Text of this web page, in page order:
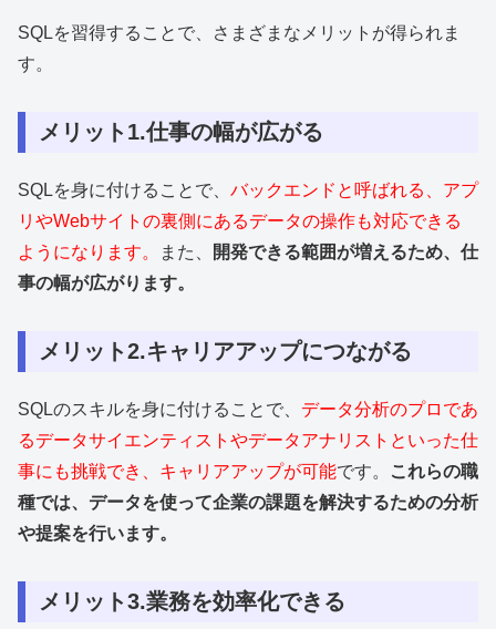
SQLを習得することで、さまざまなメリットが得られま
す。
メリット1.仕事の幅が広がる
SQLを身に付けることで、 バックエンドと呼ばれる、アプ
リやWebサイトの裏側にあるデータの操作も対応できる
ようになります。
また、
開発できる範囲が増えるため、仕
事の幅が広がります。
メリット2.キャリアアップにつながる
SQLのスキルを身に付けることで、 データ分析のプロであ
るデータサイエンティストやデータアナリストといった仕
事にも挑戦でき、キャリアアップが可能です。
これらの職
種では、データを使って企業の課題を解決するための分析
や提案を行います。
メリット3.業務を効率化できる